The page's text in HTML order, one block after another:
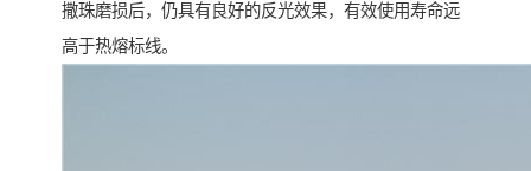
撒珠磨损后，仍具有良好的反光效果，有效使用寿命远
高于热熔标线。